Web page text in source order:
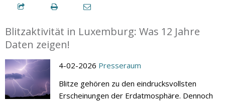
Blitzaktivität in Luxemburg: Was 12 Jahre
Daten zeigen!
4-02-2026 Presseraum
Blitze gehören zu den eindrucksvollsten
Erscheinungen der Erdatmosphäre. Dennoch